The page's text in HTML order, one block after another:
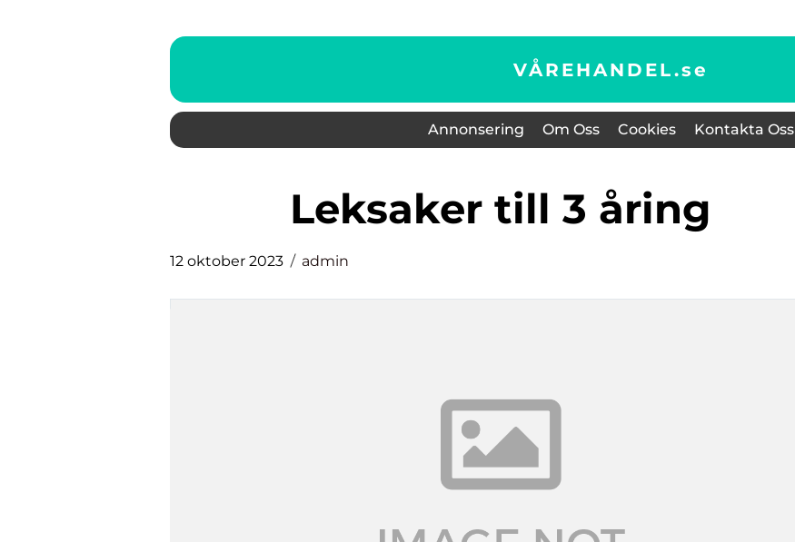
VÅREHANDEL.se
Annonsering Om Oss Cookies Kontakta Oss
leksaker till 3 åring
12 oktober 2023 admin